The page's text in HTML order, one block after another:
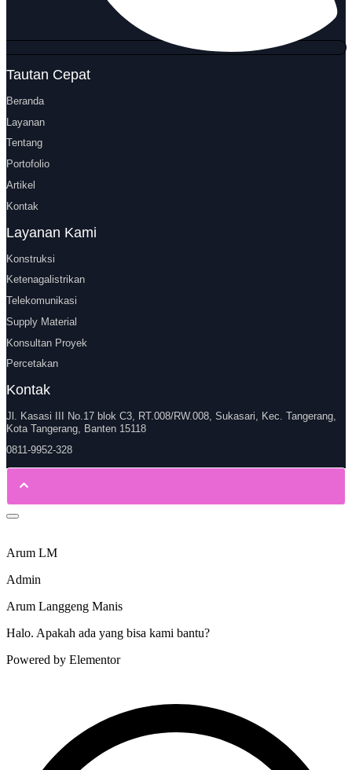
Tautan Cepat
Beranda
Layanan
Tentang
Portofolio
Artikel
Kontak
Layanan Kami
Konstruksi
Ketenagalistrikan
Telekomunikasi
Supply Material
Konsultan Proyek
Percetakan
Kontak
Jl. Kasasi III No.17 blok C3, RT.008/RW.008, Sukasari, Kec. Tangerang,
Kota Tangerang, Banten 15118
0811-9952-328
Arum LM
Admin
Arum Langgeng Manis
Halo. Apakah ada yang bisa kami bantu?
Powered by Elementor